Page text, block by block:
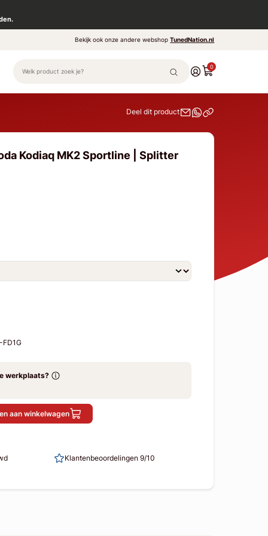
Bekijk ook onze andere webshopTunedNation.nl
0
Deel dit product
Kodiaq MK2 Sportline | Splitter
werkplaats?
aan winkelwagen
Klantenbeoordelingen 9/10